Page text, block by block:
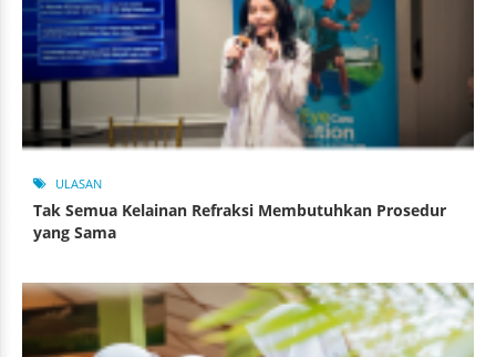
ULASAN
Tak Semua Kelainan Refraksi Membutuhkan Prosedur
yang Sama